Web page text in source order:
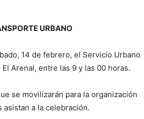
URBANO
14 de febrero, el Servicio Urbano
Arenal, entre las 9 y las 00 horas.
se movilizarán para la organización
a la celebración.